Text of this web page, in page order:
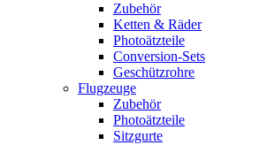
Zubehör
Ketten & Räder
Photoätzteile
Conversion-Sets
Geschützrohre
Flugzeuge
Zubehör
Photoätzteile
Sitzgurte